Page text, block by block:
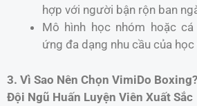
hợp với người bận rộn ban
Mô hình học nhóm hoặc
ứng đa dạng nhu cầu của học
3. Vì Sao Nên Chọn VimiDo Boxing?
Đội Ngũ Huấn Luyện Viên Xuất Sắc